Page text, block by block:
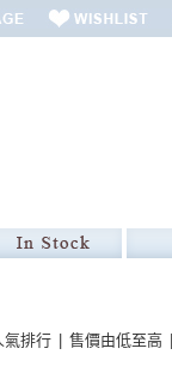
氣排行 售價由低至高